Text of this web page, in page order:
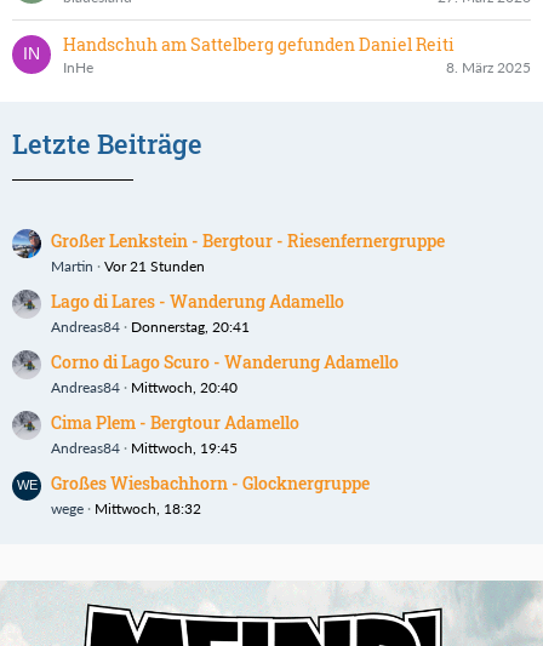
Handschuh am Sattelberg gefunden Daniel Reiti
InHe 8. März 2025
Letzte Beiträge
Großer Lenkstein - Bergtour - Riesenfernergruppe
Martin Vor 21 Stunden
Lago di Lares - Wanderung Adamello
Andreas84 Donnerstag, 20:41
Corno di Lago Scuro - Wanderung Adamello
Andreas84 Mittwoch, 20:40
Cima Plem - Bergtour Adamello
Andreas84 Mittwoch, 19:45
Großes Wiesbachhorn - Glocknergruppe
wege Mittwoch, 18:32